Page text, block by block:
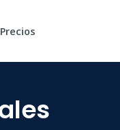
Precios